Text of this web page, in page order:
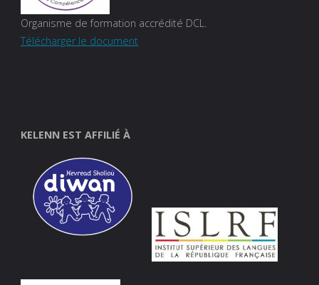
Organisme de formation accrédité DCL.
Télécharger le document
KELENN EST AFFILIÉ À